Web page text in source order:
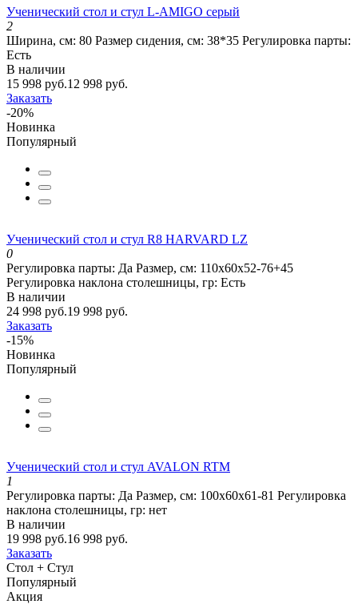
Ученический стол и стул L-AMIGO серый
2
Ширина, см: 80 Размер сидения, см: 38*35 Регулировка парты:
Есть
В наличии
15 998 руб.12 998 руб.
Заказать
-20%
Новинка
Популярный
Ученический стол и стул R8 HARVARD LZ
0
Регулировка парты: Да Размер, см: 110х60х52-76+45
Регулировка наклона столешницы, гр: Есть
В наличии
24 998 руб.19 998 руб.
Заказать
-15%
Новинка
Популярный
Ученический стол и стул AVALON RTM
1
Регулировка парты: Да Размер, см: 100х60х61-81 Регулировка
наклона столешницы, гр: нет
В наличии
19 998 руб.16 998 руб.
Заказать
Стол + Стул
Популярный
Акция